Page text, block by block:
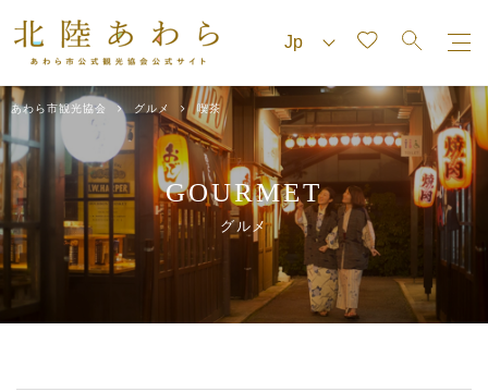
あわら市観光協会 グルメ 喫茶
GOURMET
グルメ